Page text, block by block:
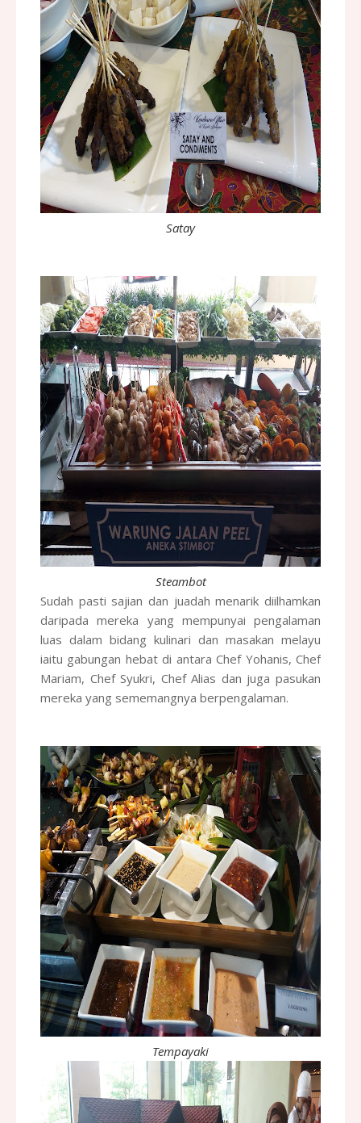
Satay
Steambot
Sudah pasti sajian dan juadah menarik diilhamkan
daripada mereka yang mempunyai pengalaman
luas dalam bidang kulinari dan masakan melayu
iaitu gabungan hebat di antara Chef Yohanis, Chef
Mariam, Chef Syukri, Chef Alias dan juga pasukan
mereka yang sememangnya berpengalaman.
Tempayaki